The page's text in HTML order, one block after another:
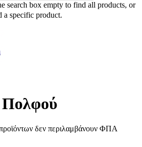
search box empty to find all products, or
a specific product.
δεν περιλαμβάνουν ΦΠΑ